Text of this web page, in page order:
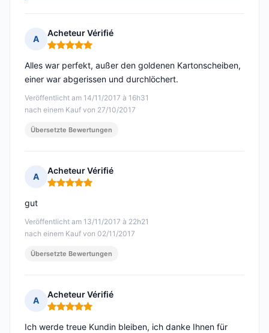
A
Acheteur Vérifié
Hinweis: 5 von 5
Veröffentlicht am 14/11/2017 à 16h31
nach einem Kauf von 27/10/2017
Alles war perfekt, außer den goldenen Kartonscheiben,
einer war abgerissen und durchlöchert.
Übersetzte Bewertungen
A
Acheteur Vérifié
Hinweis: 5 von 5
Veröffentlicht am 13/11/2017 à 22h21
nach einem Kauf von 02/11/2017
gut
Übersetzte Bewertungen
A
Acheteur Vérifié
Hinweis: 5 von 5
Ich werde treue Kundin bleiben, ich danke Ihnen für